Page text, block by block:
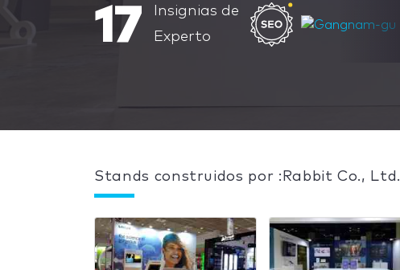
17
Insignias de
Experto
Stands construidos por :Rabbit Co., Ltd.